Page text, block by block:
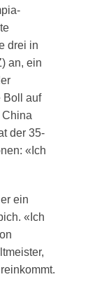
drei in
an, ein
Boll auf
China
der 35-
«Ich
ein
«Ich